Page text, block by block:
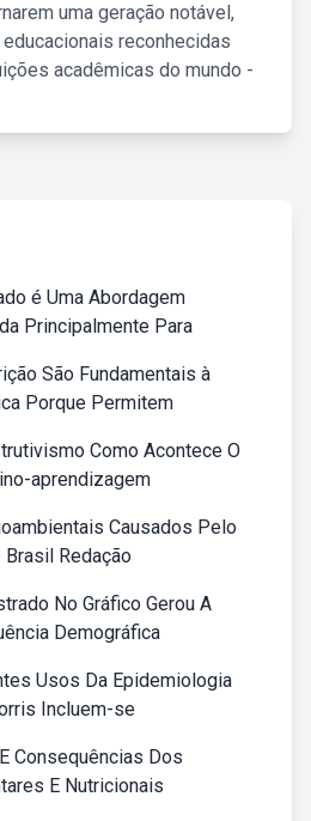
uma geração notável,
reconhecidas
acadêmicas do mundo -
é Uma Abordagem
Principalmente Para
São Fundamentais à
Porque Permitem
Como Acontece O
aprendizagem
Causados Pelo
Redação
No Gráfico Gerou A
Demográfica
Usos Da Epidemiologia
Incluem-se
Consequências Dos
E Nutricionais